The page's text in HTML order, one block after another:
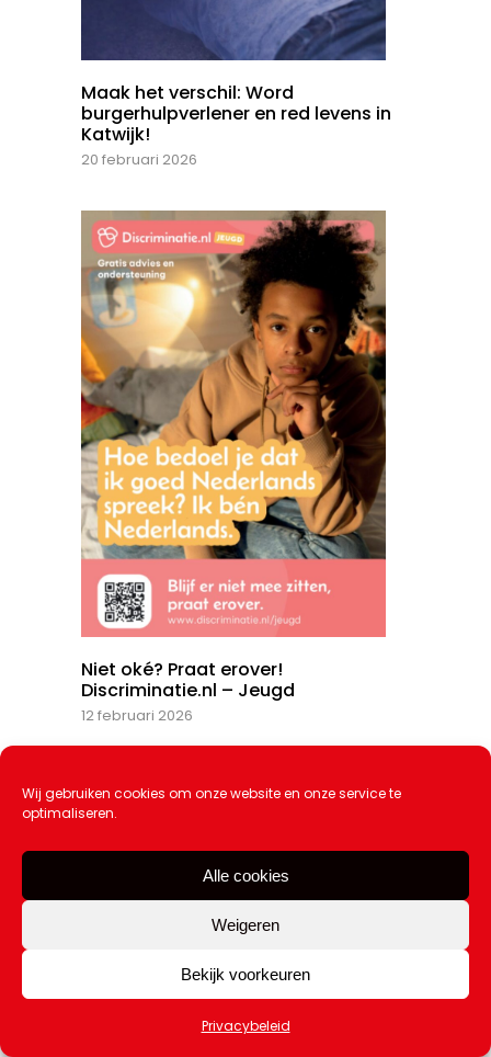
Wij gebruiken cookies om onze website en onze service te
optimaliseren.
Alle cookies
Weigeren
Bekijk voorkeuren
Privacybeleid
Maak het verschil: Word
burgerhulpverlener en red levens in
Katwijk!
20 februari 2026
Niet oké? Praat erover!
Discriminatie.nl – Jeugd
12 februari 2026
Katwijkse voetbalclubs en gemeente
zeggen nee tegen geweld in en rond